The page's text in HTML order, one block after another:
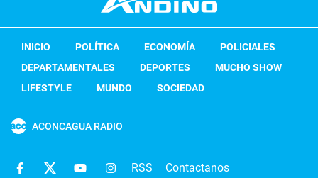
INICIO POLÍTICA ECONOMÍA
POLICIALES
DEPARTAMENTALES
DEPORTES
MUCHO SHOW
LIFESTYLE
MUNDO SOCIEDAD
ACONCAGUA RADIO
RSS Contactanos